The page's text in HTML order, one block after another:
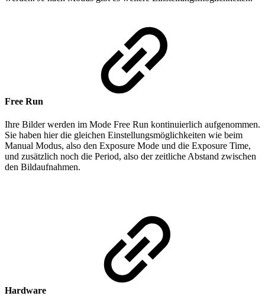
Free Run
Ihre Bilder werden im Mode Free Run kontinuierlich aufgenommen.
Sie haben hier die gleichen Einstellungsmöglichkeiten wie beim
Manual Modus, also den Exposure Mode und die Exposure Time,
und zusätzlich noch die Period, also der zeitliche Abstand zwischen
den Bildaufnahmen.
Hardware